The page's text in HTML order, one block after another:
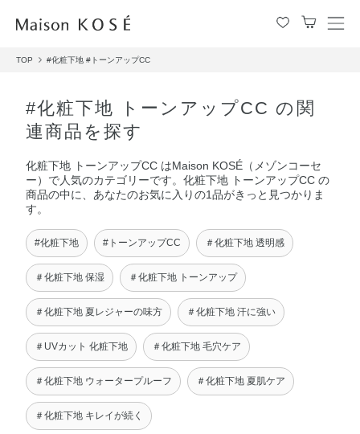
メ
TOP #化粧下地 #トーンアップCC
#化粧下地 トーンアップCC の関
連商品を探す
化粧下地 トーンアップCC はMaison KOSÉ（メゾンコーセ
ー）で人気のカテゴリーです。化粧下地 トーンアップCC の
商品の中に、あなたのお気に入りの1品がきっと見つかりま
す。
#化粧下地 #トーンアップCC ＃化粧下地 透明感
＃化粧下地 保湿 ＃化粧下地 トーンアップ
＃化粧下地 夏レジャーの味方 ＃化粧下地 汗に強い
＃UVカット 化粧下地 ＃化粧下地 毛穴ケア
＃化粧下地 ウォータープルーフ ＃化粧下地 夏肌ケア
＃化粧下地 キレイが続く